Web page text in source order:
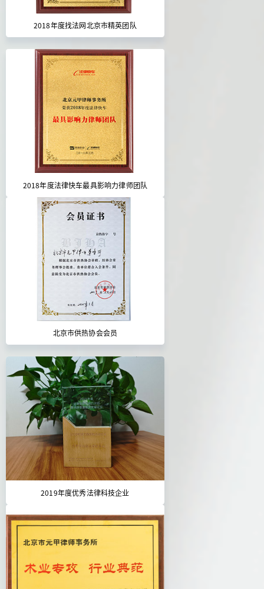
2018年度找法网北京市精英团队
2018年度法律快车最具影响力律师团队
北京市供热协会会员
2019年度优秀法律科技企业